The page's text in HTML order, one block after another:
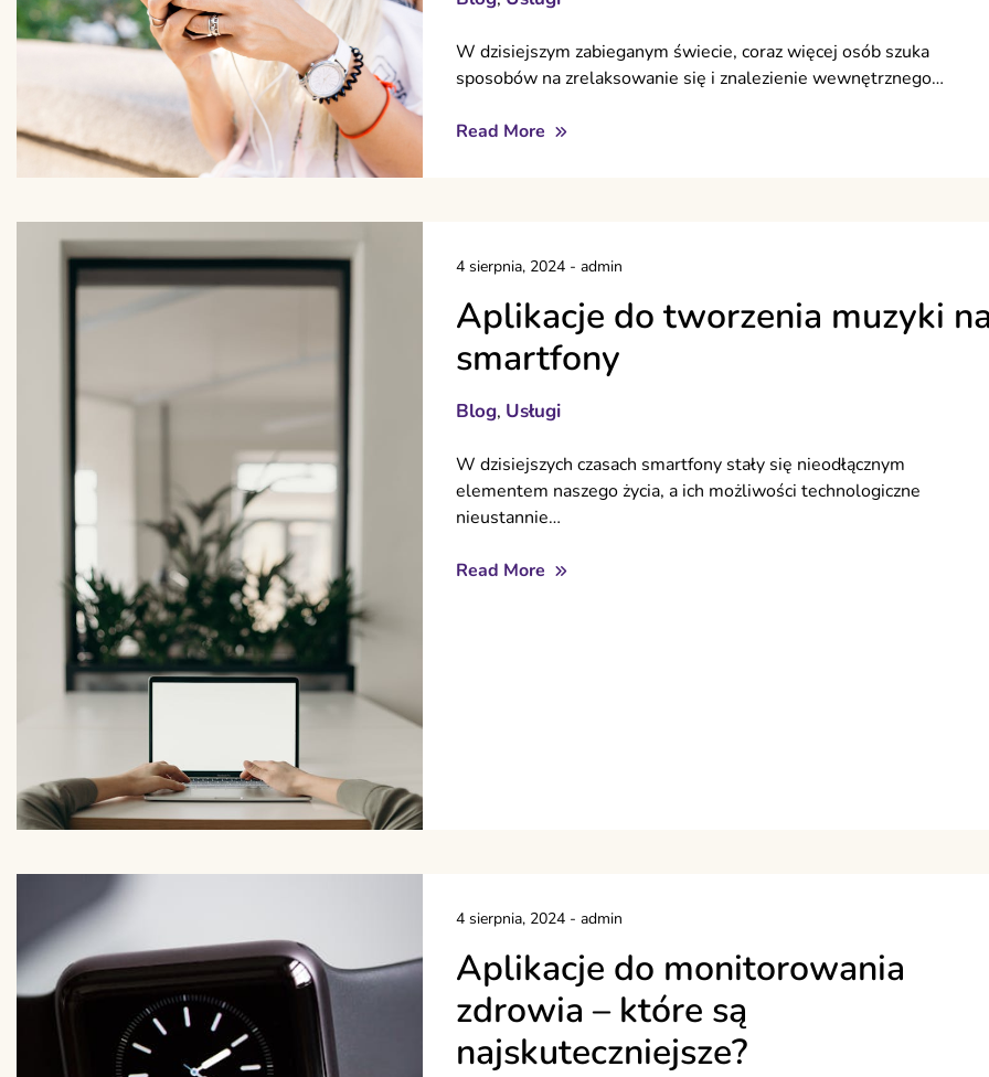
W dzisiejszym zabieganym świecie, coraz więcej osób szuka
sposobów na zrelaksowanie się i znalezienie wewnętrznego…
Read More
4 sierpnia, 2024- admin
Aplikacje do tworzenia muzyki
smartfony
Blog, Usługi
W dzisiejszych czasach smartfony stały się nieodłącznym
elementem naszego życia, a ich możliwości technologiczne
nieustannie…
Read More
4 sierpnia, 2024- admin
Aplikacje do monitorowania
zdrowia – które są
najskuteczniejsze?